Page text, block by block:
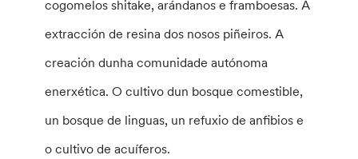
cogomelos shitake, arándanos e framboesas. A
extracción de resina dos nosos piñeiros. A
creación dunha comunidade autónoma
enerxética. O cultivo dun bosque comestible,
un bosque de linguas, un refuxio de anfibios e
o cultivo de acuíferos.